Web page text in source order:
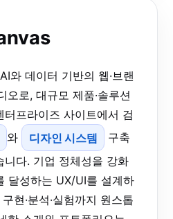
와 데이터 기반의 웹·브랜
오로, 대규모 제품·솔루션
프라이즈 사이트에서 검
와 디자인 시스템
구축
니다. 기업 정체성을 강화
달성하는 UX/UI를 설계하
현·분석·실험까지 원스톱